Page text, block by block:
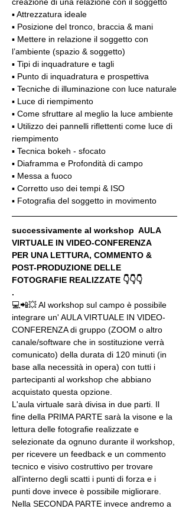
▪️ Attrezzatura ideale
▪️ Posizione del tronco, braccia & mani
▪️ Mettere in relazione il soggetto con
l’ambiente (spazio & soggetto)
▪️ Tipi di inquadrature e tagli
▪️ Punto di inquadratura e prospettiva
▪️ Tecniche di illuminazione con luce naturale
▪️ Luce di riempimento
▪️ Come sfruttare al meglio la luce ambiente
▪️ Utilizzo dei pannelli riflettenti come luce di
riempimento
▪️ Tecnica bokeh - sfocato
▪️ Diaframma e Profondità di campo
▪️ Messa a fuoco
▪️ Corretto uso dei tempi & ISO
▪️ Fotografia del soggetto in movimento
successivamente al workshop  AULA
VIRTUALE IN VIDEO-CONFERENZA
PER UNA LETTURA, COMMENTO &
POST-PRODUZIONE DELLE
FOTOGRAFIE REALIZZATE 👇👇👇
.
💻📲💥 Al workshop sul campo è possibile
integrare un' AULA VIRTUALE IN VIDEO-
CONFERENZA di gruppo (ZOOM o altro
canale/software che in sostituzione verrà
comunicato) della durata di 120 minuti (in
base alla necessità in opera) con tutti i
partecipanti al workshop che abbiano
acquistato questa opzione.
L'aula virtuale sarà divisa in due parti. Il
fine della PRIMA PARTE sarà la visone e la
lettura delle fotografie realizzate e
selezionate da ognuno durante il workshop,
per ricevere un feedback e un commento
tecnico e visivo costruttivo per trovare
all'interno degli scatti i punti di forza e i
punti dove invece è possibile migliorare.
Nella SECONDA PARTE invece andremo a